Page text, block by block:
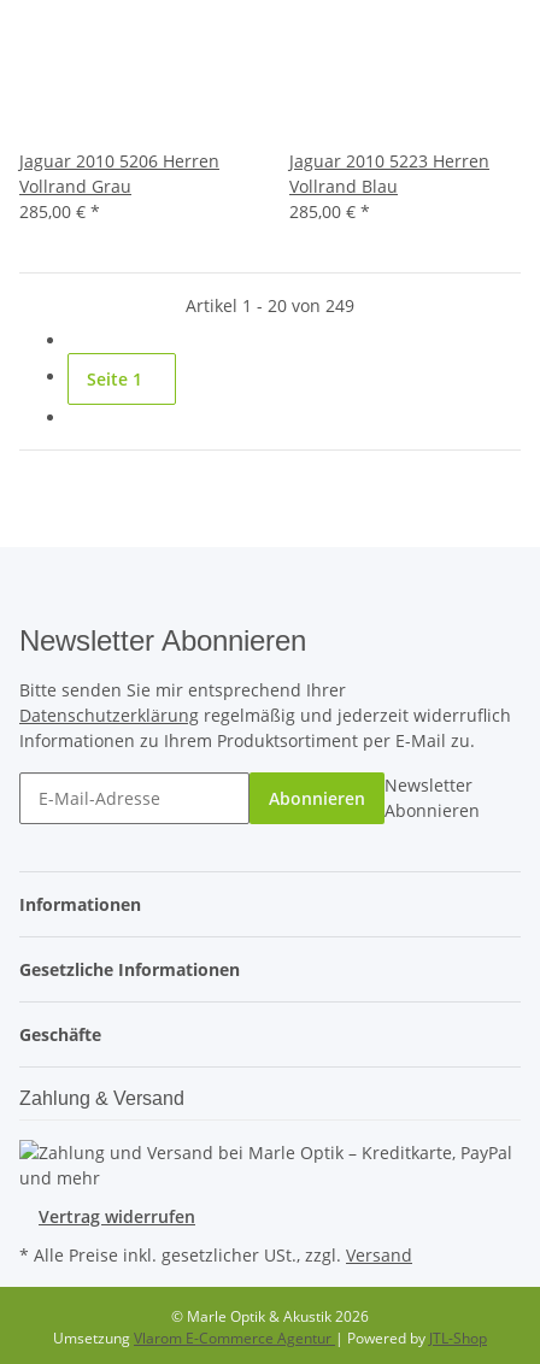
Jaguar 2010 5206 Herren
Vollrand Grau
285,00 € *
Jaguar 2010 5223 Herren
Vollrand Blau
285,00 € *
Artikel 1 - 20 von 249
Seite 1
Newsletter Abonnieren
Bitte senden Sie mir entsprechend Ihrer
Datenschutzerklärung regelmäßig und jederzeit widerruflich
Informationen zu Ihrem Produktsortiment per E-Mail zu.
Abonnieren
Newsletter
Abonnieren
Informationen
Gesetzliche Informationen
Geschäfte
Zahlung & Versand
Vertrag widerrufen
* Alle Preise inkl. gesetzlicher USt., zzgl. Versand
© Marle Optik & Akustik 2026
UmsetzungVlarom E-Commerce Agentur | Powered by JTL-Shop